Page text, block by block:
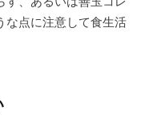
な点に注意して食生活